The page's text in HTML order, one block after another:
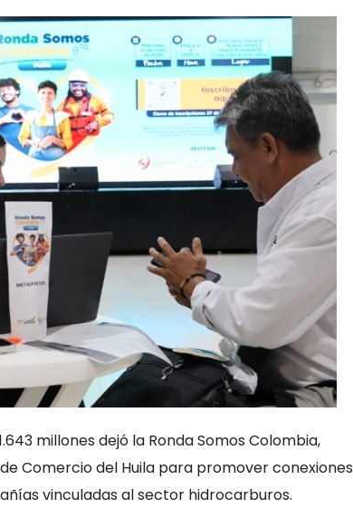
millones dejó la Ronda Somos Colombia,
Comercio del Huila para promover conexiones
vinculadas al sector hidrocarburos.